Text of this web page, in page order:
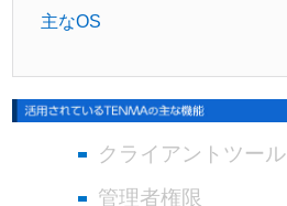
主なOS
クライアントツール
管理者権限